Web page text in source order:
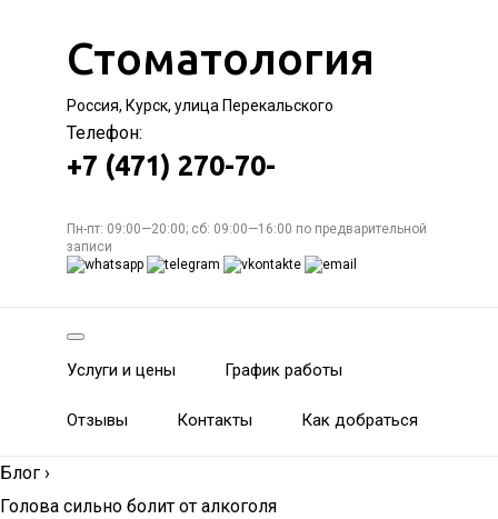
Стоматология
Россия, Курск, улица Перекальского
Телефон:
+7 (471) 270-70-
Пн-пт: 09:00—20:00; сб: 09:00—16:00 по предварительной
записи
Услуги и цены График работы
Отзывы Контакты Как добраться
Блог ›
Голова сильно болит от алкоголя